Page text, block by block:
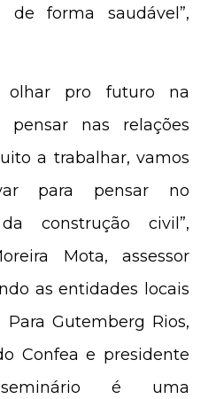
de forma saudável”,
olhar pro futuro na
pensar nas relações
a trabalhar, vamos
para pensar no
construção civil”,
Mota, assessor
as entidades locais
Gutemberg Rios,
Confea e presidente
é uma